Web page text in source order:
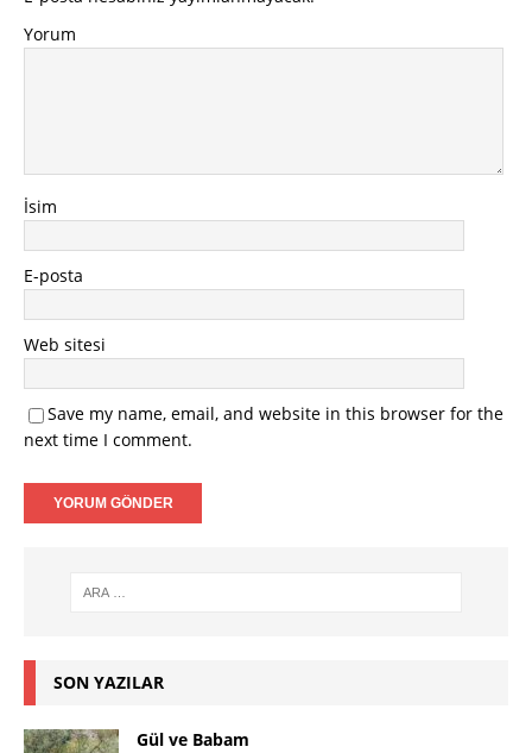
Yorum
İsim
E-posta
Web sitesi
Save my name, email, and website in this browser for the
next time I comment.
SON YAZILAR
Gül ve Babam